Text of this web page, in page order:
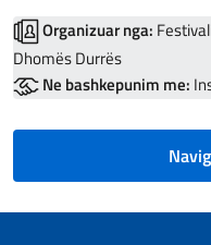
Organizuar nga:
Dhomës Durrës
Ne bashkepunim me: